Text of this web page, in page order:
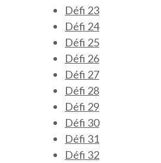
Défi 23
Défi 24
Défi 25
Défi 26
Défi 27
Défi 28
Défi 29
Défi 30
Défi 31
Défi 32